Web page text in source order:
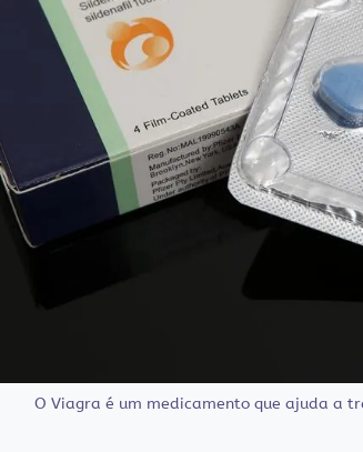
O Viagra é um medicamento que ajuda a